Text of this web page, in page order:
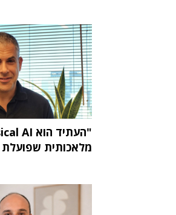
מלאכותית שפועלת